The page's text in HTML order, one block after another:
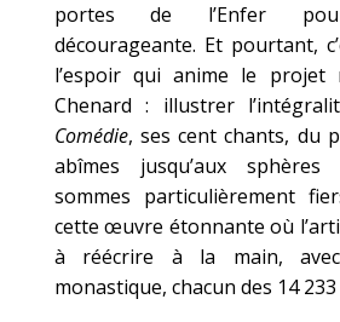
portes de l’Enfer
décourageante. Et pourtant,
l’espoir qui anime le projet
Chenard : illustrer
Comédie, ses cent chants, du
abîmes jusqu’aux sphères
sommes particulièrement
cette œuvre étonnante où
à réécrire à la main,
monastique, chacun des 14